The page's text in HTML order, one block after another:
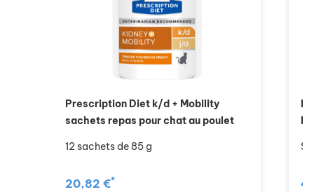
Prescription Diet k/d + Mobility
sachets repas pour chat au poulet
12 sachets de 85 g
20,82 €*